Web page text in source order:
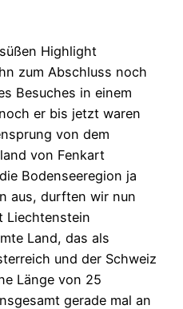
Highlight
zum Abschluss noch
Besuches in einem
er bis jetzt waren
von dem
von Fenkart
Bodenseeregion ja
aus, durften wir nun
Liechtenstein
Land, das als
und der Schweiz
Länge von 25
gerade mal an